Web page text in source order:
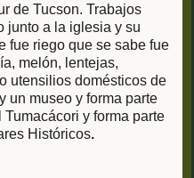
de Tucson. Trabajos
junto a la iglesia y su
fue riego que se sabe fue
melón, lentejas,
utensilios domésticos de
un museo y forma parte
y forma parte
Históricos.